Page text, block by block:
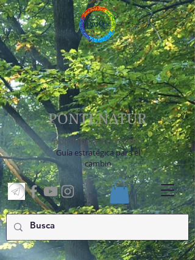
PONTENATUR
por Sabela Bernárdez
Guía estratégica para el
cambio